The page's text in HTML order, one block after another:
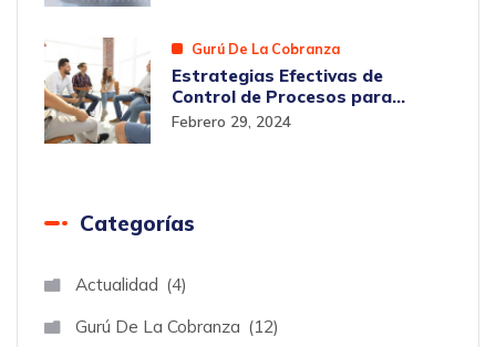
Gurú De La Cobranza
Estrategias Efectivas de
Control de Procesos para
Optimizar la Eficiencia
Febrero 29, 2024
Categorías
Actualidad 4
Gurú De La Cobranza 12